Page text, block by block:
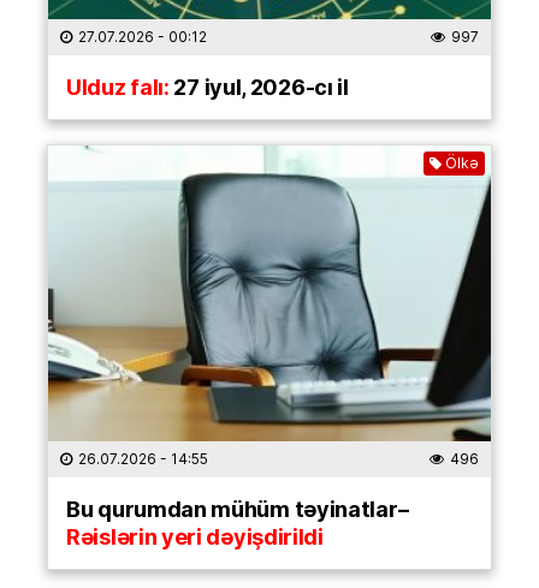
27.07.2026 - 00:12 997
Ulduz falı:27 iyul, 2026-cı il
Ölkə
26.07.2026 - 14:55 496
Bu qurumdan mühüm təyinatlar–
Rəislərin yeri dəyişdirildi